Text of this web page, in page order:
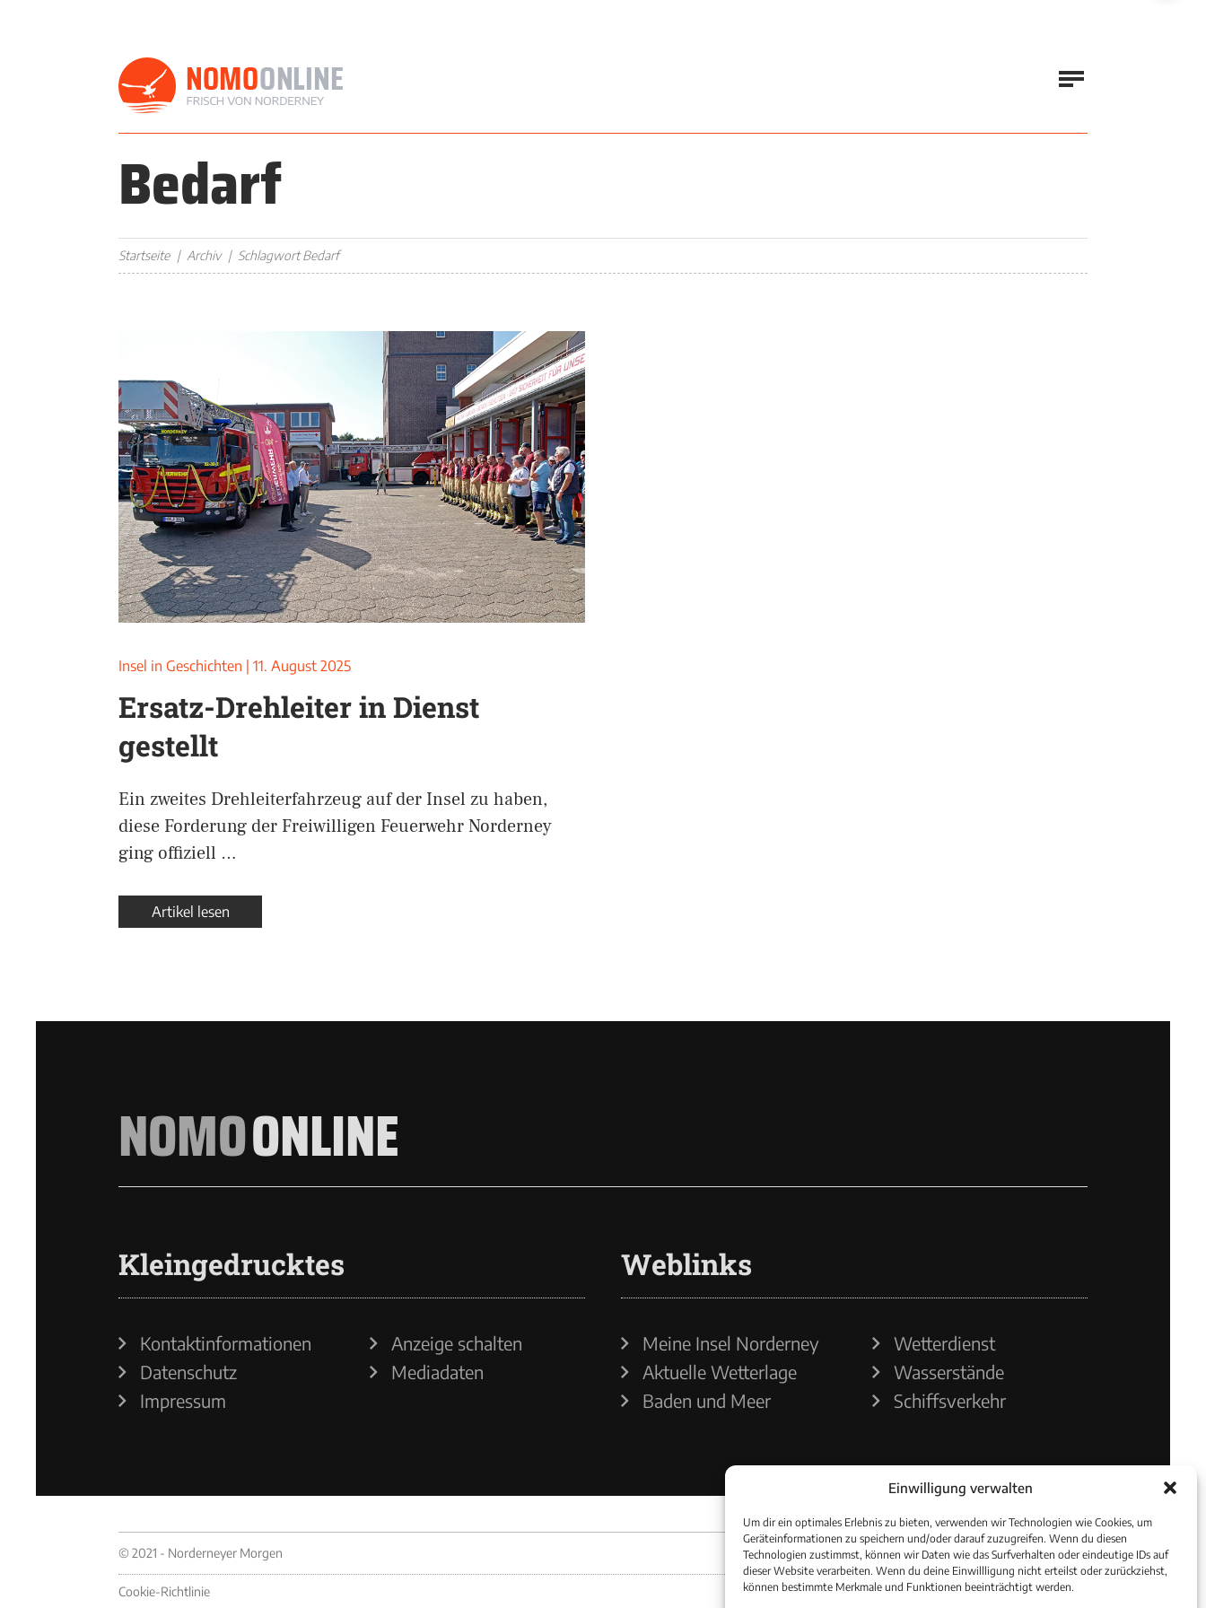
Einwilligung verwalten
Um dir ein optimales Erlebnis zu bieten, verwenden wir Technologien wie Cookies, um
Geräteinformationen zu speichern und/oder darauf zuzugreifen. Wenn du diesen
Technologien zustimmst, können wir Daten wie das Surfverhalten oder eindeutige IDs auf
dieser Website verarbeiten. Wenn du deine Einwillligung nicht erteilst oder zurückziehst,
können bestimmte Merkmale und Funktionen beeinträchtigt werden.
Bedarf
Startseite Archiv Schlagwort Bedarf
Insel in Geschichten 11. August 2025
Ersatz-Drehleiter in Dienst
gestellt
Ein zweites Drehleiterfahrzeug auf der Insel zu haben,
diese Forderung der Freiwilligen Feuerwehr Norderney
ging offiziell …
Artikel lesen
NOMOONLINE
Kleingedrucktes
Kontaktinformationen
Datenschutz
Impressum
Anzeige schalten
Mediadaten
Weblinks
Meine Insel Norderney
Aktuelle Wetterlage
Baden und Meer
Wetterdienst
Wasserstände
Schiffsverkehr
© 2021 - Norderneyer Morgen
Cookie-Richtlinie